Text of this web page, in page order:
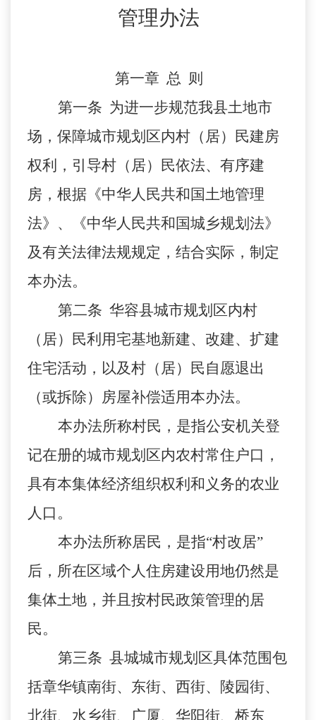
管理办法
第一章 总 则
第一条 为进一步规范我县土地市
场，保障城市规划区内村（居）民建房
权利，引导村（居）民依法、有序建
房，根据《中华人民共和国土地管理
法》、《中华人民共和国城乡规划法》
及有关法律法规规定，结合实际，制定
本办法。
第二条 华容县城市规划区内村
（居）民利用宅基地新建、改建、扩建
住宅活动，以及村（居）民自愿退出
（或拆除）房屋补偿适用本办法。
本办法所称村民，是指公安机关登
记在册的城市规划区内农村常住户口，
具有本集体经济组织权利和义务的农业
人口。
本办法所称居民，是指“村改居”
后，所在区域个人住房建设用地仍然是
集体土地，并且按村民政策管理的居
民。
第三条 县城城市规划区具体范围包
括章华镇南街、东街、西街、陵园街、
北街、水乡街、广厦、华阳街、桥东